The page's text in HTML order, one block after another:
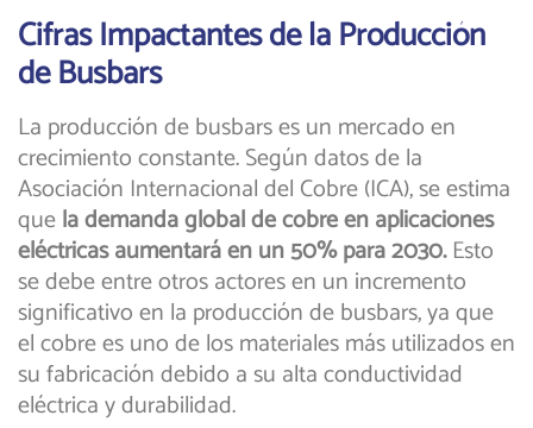
Cifras Impactantes de la Producción
de Busbars
La producción de busbars es un mercado en
crecimiento constante. Según datos de la
Asociación Internacional del Cobre (ICA), se estima
quela demanda global de cobre en aplicaciones
eléctricas aumentará en un 50% para 2030.Esto
se debe entre otros actores en un incremento
significativo en la producción de busbars, ya que
el cobre es uno de los materiales más utilizados en
su fabricación debido a su alta conductividad
eléctrica y durabilidad.